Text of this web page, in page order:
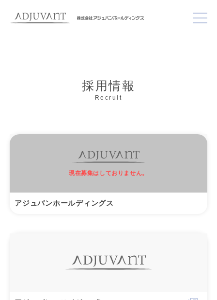
採用情報
Recruit
現在募集はしておりません。
アジュバンホールディングス